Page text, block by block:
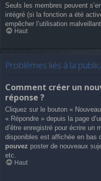
Seuls les membres peuvent
intégré (si la fonction a été
empêcher l’utilisation
Haut
Problèmes liés à la
Comment créer un
réponse ?
Cliquez sur le bouton «
« Répondre » depuis la page
d’être enregistré pour écrire un
disponibles est affichée en bas
pouvez poster de nouveaux
etc.
Haut